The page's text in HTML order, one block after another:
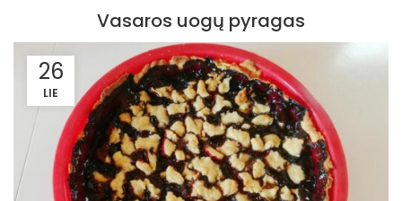
Vasaros uogų pyragas
26
LIE